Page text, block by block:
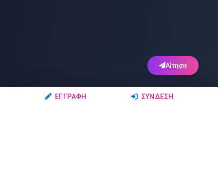
ΕΓΓΡΑΦΉ ΣΎΝΔΕΣΗ
Αίτηση